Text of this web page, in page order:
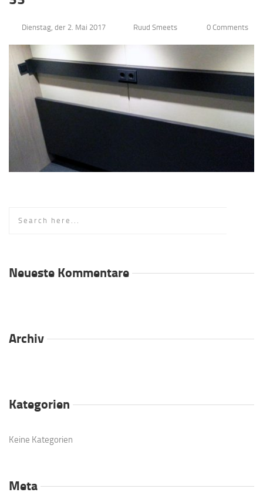
Dienstag, der 2. Mai 2017 Ruud Smeets 0 Comments
Neueste Kommentare
Archiv
Kategorien
Keine Kategorien
Meta